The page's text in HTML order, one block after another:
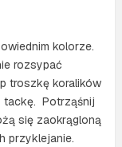
kolorze.
rozsypać
troszkę koralików
tackę. Potrząśnij
się zaokrągloną
przyklejanie.